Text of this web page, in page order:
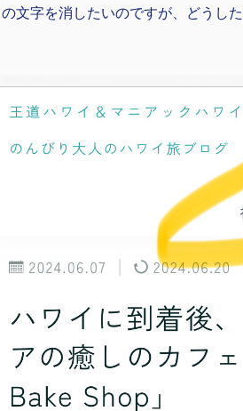
文字を消したいのですが、どうし